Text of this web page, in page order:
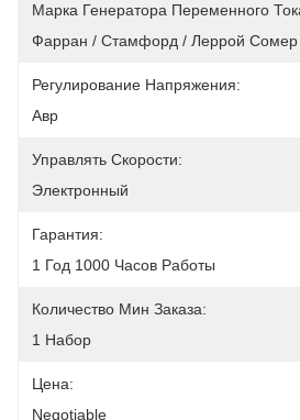
Марка Генератора Переменного
Фарран / Стамфорд / Леррой Сомер
Регулирование Напряжения:
Авр
Управлять Скорости:
Электронный
Гарантия:
1 Год 1000 Часов Работы
Количество Мин Заказа:
1 Набор
Цена:
Negotiable